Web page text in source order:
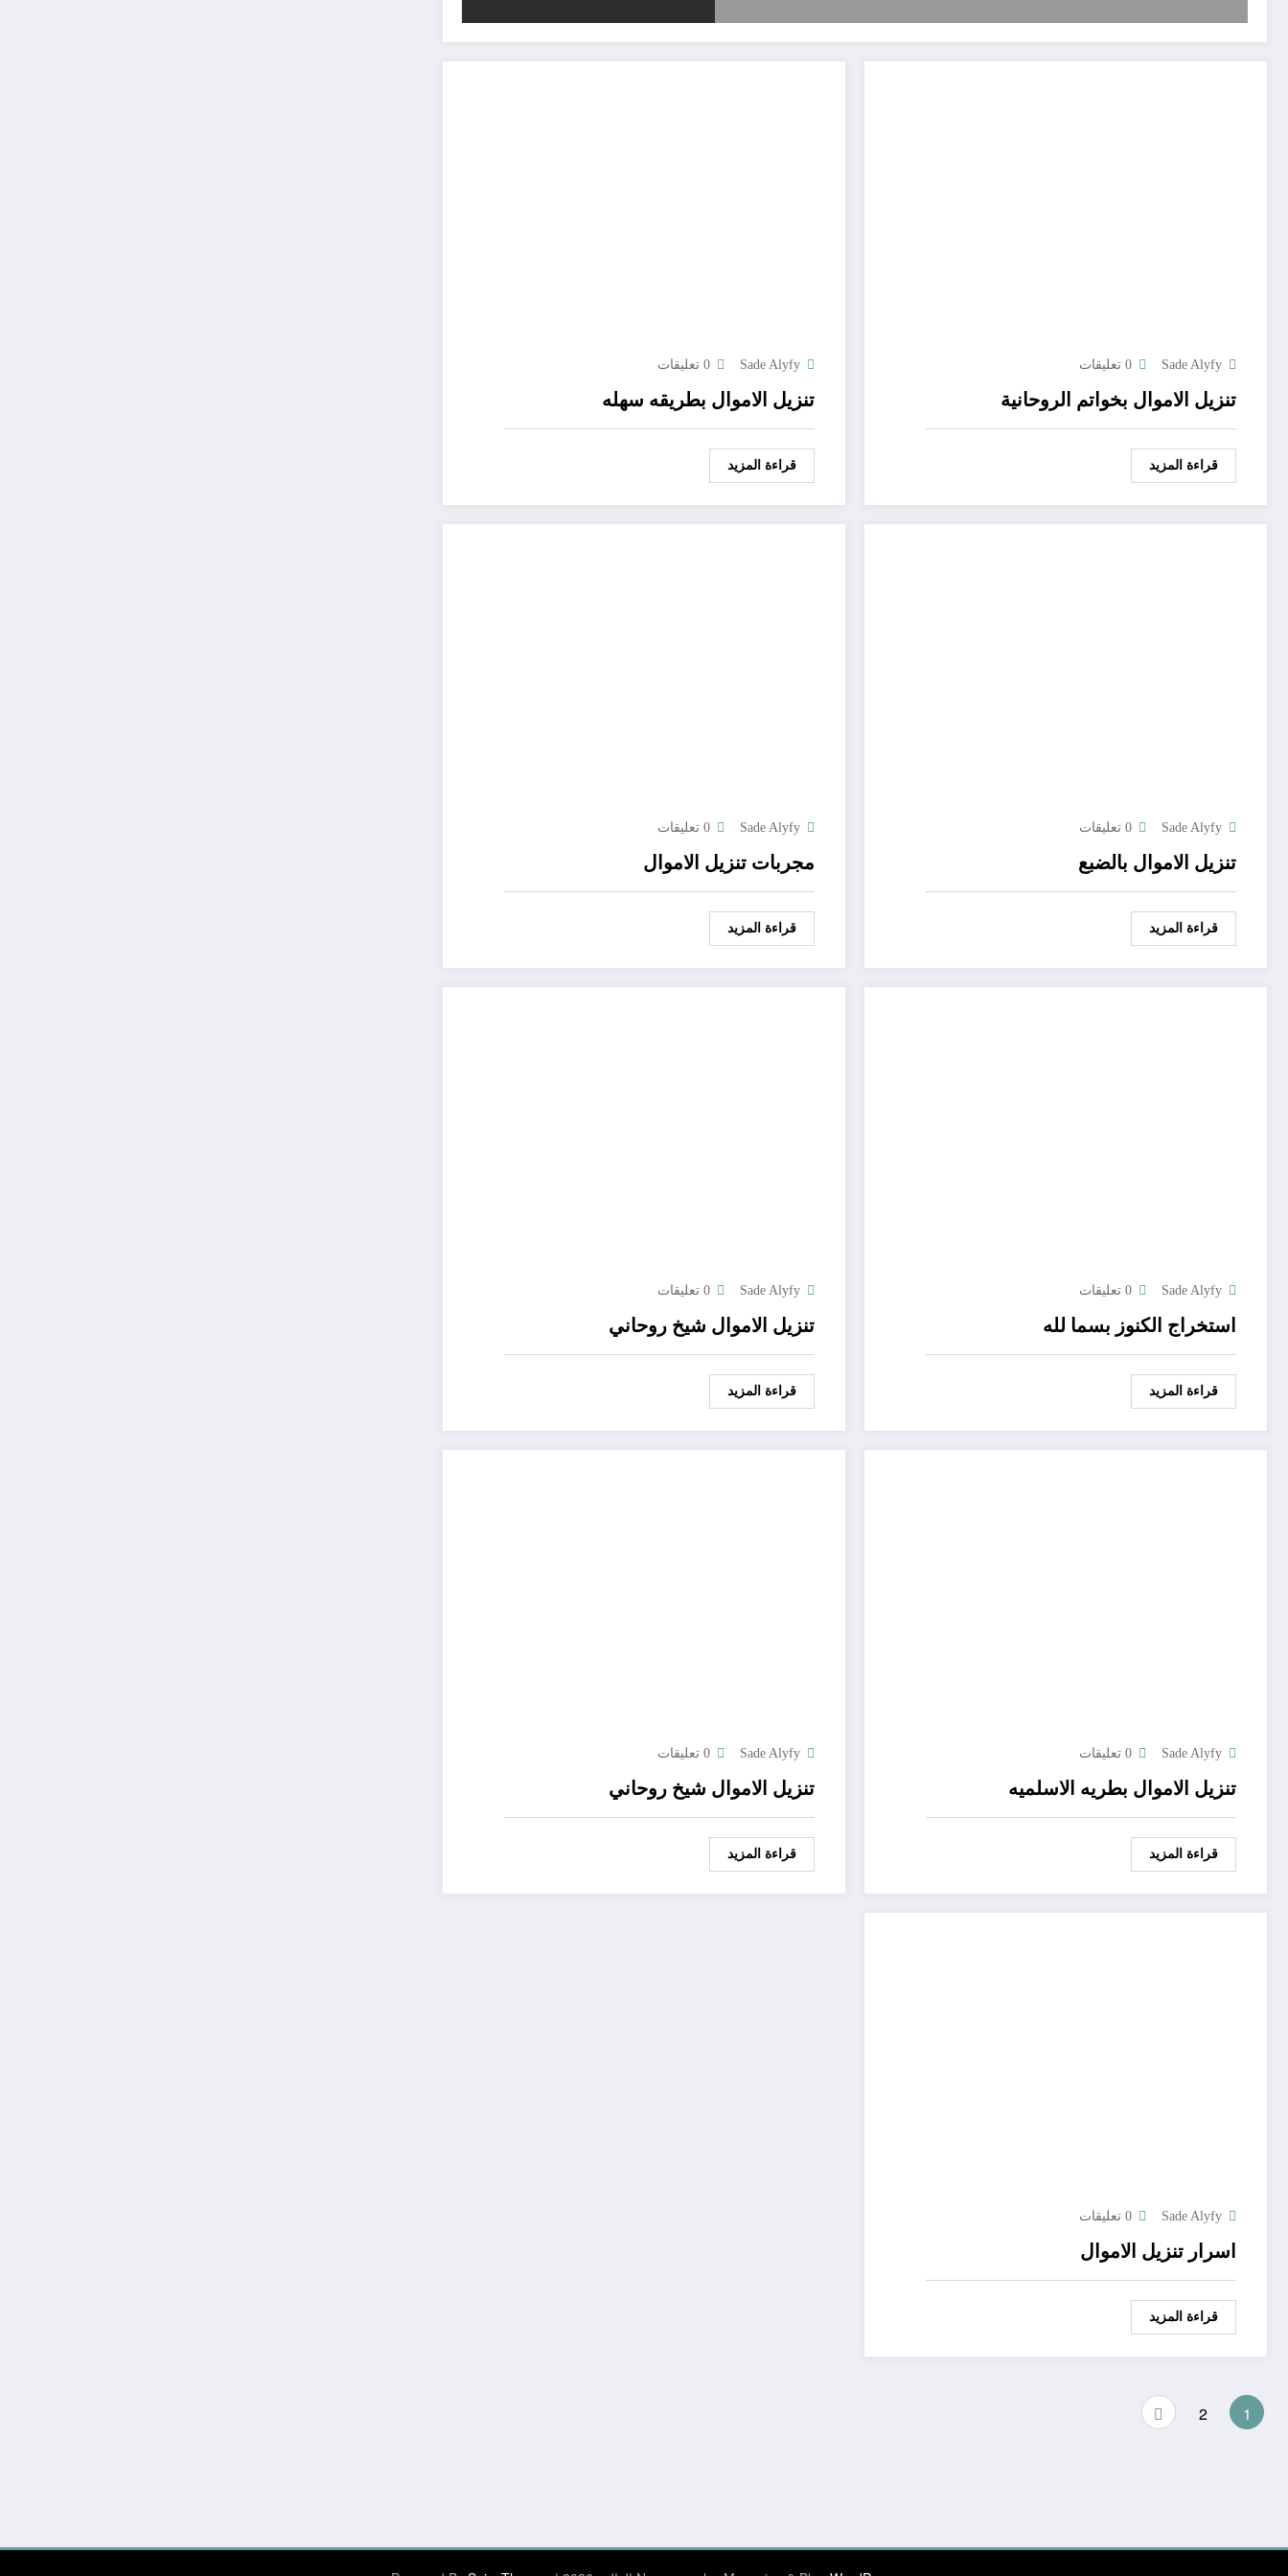
Sade Alyfy 0 تعليقات
تنزيل الاموال بخواتم الروحانية
قراءة المزيد
Sade Alyfy 0 تعليقات
تنزيل الاموال بطريقه سهله
قراءة المزيد
Sade Alyfy 0 تعليقات
تنزيل الاموال بالضبع
قراءة المزيد
Sade Alyfy 0 تعليقات
مجربات تنزيل الاموال
قراءة المزيد
Sade Alyfy 0 تعليقات
استخراج الكنوز بسما لله
قراءة المزيد
Sade Alyfy 0 تعليقات
تنزيل الاموال شيخ روحاني
قراءة المزيد
Sade Alyfy 0 تعليقات
تنزيل الاموال بطريه الاسلميه
قراءة المزيد
Sade Alyfy 0 تعليقات
تنزيل الاموال شيخ روحاني
قراءة المزيد
Sade Alyfy 0 تعليقات
اسرار تنزيل الاموال
قراءة المزيد
Posts
1
2